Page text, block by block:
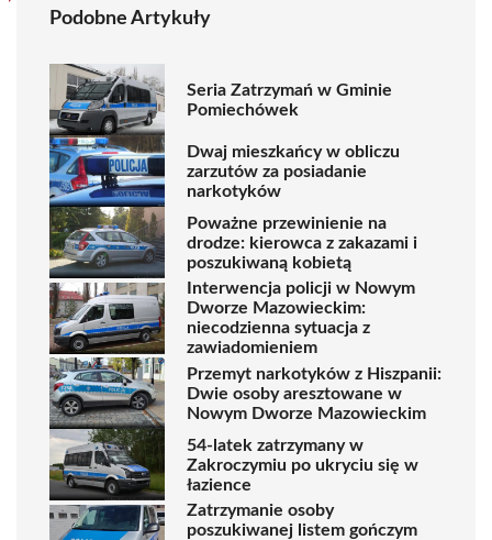
Podobne Artykuły
Seria Zatrzymań w Gminie
Pomiechówek
Dwaj mieszkańcy w obliczu
zarzutów za posiadanie
narkotyków
Poważne przewinienie na
drodze: kierowca z zakazami i
poszukiwaną kobietą
Interwencja policji w Nowym
Dworze Mazowieckim:
niecodzienna sytuacja z
zawiadomieniem
Przemyt narkotyków z Hiszpanii:
Dwie osoby aresztowane w
Nowym Dworze Mazowieckim
54-latek zatrzymany w
Zakroczymiu po ukryciu się w
łazience
Zatrzymanie osoby
poszukiwanej listem gończym